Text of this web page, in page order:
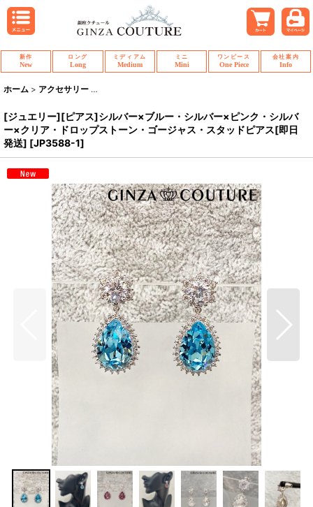
新作
New
ロング
Long
ミディアム
Medium
ミニ
Mini
ワンピース
One Piece
会社案内
Info
ホーム > アクセサリー >
[ジュエリー][ピアス]シルバー×ブルー・シルバー×ピンク・シルバ
ー×クリア・ドロップストーン・ゴージャス・スタッドピアス[即日
発送] [JP3588-1]